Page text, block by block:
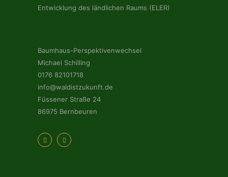
Entwicklung des ländlichen Raums (ELER)
Baumhaus-Perspektivenwechsel
Michael Schilling
0176 82101718
info@waldistzukunft.de
Füssener Straße 24
86975 Bernbeuren